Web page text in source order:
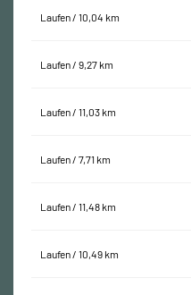
Laufen / 10,04 km
Laufen / 9,27 km
Laufen / 11,03 km
Laufen / 7,71 km
Laufen / 11,48 km
Laufen / 10,49 km